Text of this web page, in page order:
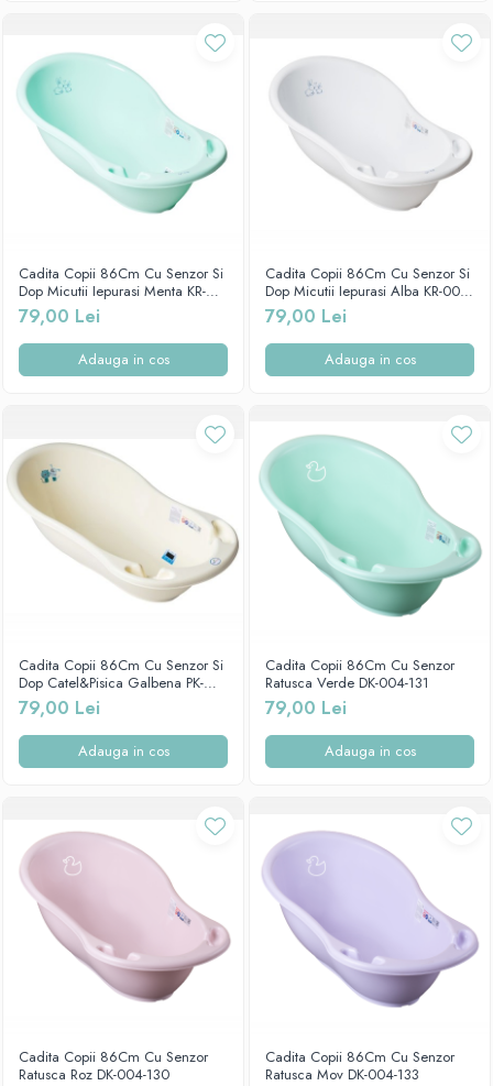
Cadita Copii 86Cm Cu Senzor Si
Dop Micutii Iepurasi Menta KR-
004-105
79,00 Lei
Adauga in cos
Cadita Copii 86Cm Cu Senzor Si
Dop Micutii Iepurasi Alba KR-004-
103
79,00 Lei
Adauga in cos
Cadita Copii 86Cm Cu Senzor Si
Dop Catel&Pisica Galbena PK-
004-102
79,00 Lei
Adauga in cos
Cadita Copii 86Cm Cu Senzor
Ratusca Verde DK-004-131
79,00 Lei
Adauga in cos
Cadita Copii 86Cm Cu Senzor
Ratusca Roz DK-004-130
Cadita Copii 86Cm Cu Senzor
Ratusca Mov DK-004-133